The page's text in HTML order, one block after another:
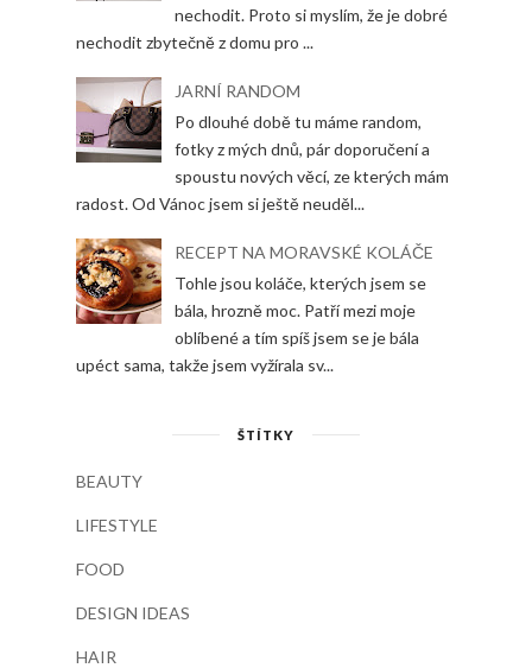
nechodit. Proto si myslím, že je dobré
nechodit zbytečně z domu pro ...
JARNÍ RANDOM
Po dlouhé době tu máme random,
fotky z mých dnů, pár doporučení a
spoustu nových věcí, ze kterých mám
radost. Od Vánoc jsem si ještě neuděl...
RECEPT NA MORAVSKÉ KOLÁČE
Tohle jsou koláče, kterých jsem se
bála, hrozně moc. Patří mezi moje
oblíbené a tím spíš jsem se je bála
upéct sama, takže jsem vyžírala sv...
ŠTÍTKY
BEAUTY
LIFESTYLE
FOOD
DESIGN IDEAS
HAIR